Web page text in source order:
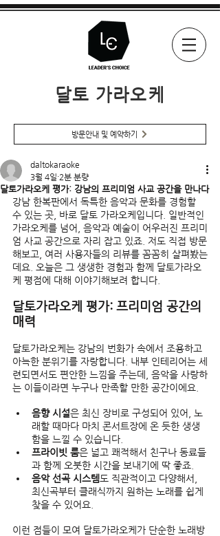
달토 가라오케
방문안내 및 예약하기
달토가라오케 평가: 강남의 프리미엄 사교 공간을 만나다
daltokaraoke
3월 4일 2분 분량
강남 한복판에서 독특한 음악과 문화를 경험할
수 있는 곳, 바로 달토 가라오케입니다. 일반적인
가라오케를 넘어, 음악과 예술이 어우러진 프리미
엄 사교 공간으로 자리 잡고 있죠. 저도 직접 방문
해보고, 여러 사용자들의 리뷰를 꼼꼼히 살펴봤는
데요. 오늘은 그 생생한 경험과 함께 달토가라오
케 평점에 대해 이야기해보려 합니다.
달토가라오케 평가: 프리미엄 공간의
매력
달토가라오케는 강남의 번화가 속에서 조용하고
아늑한 분위기를 자랑합니다. 내부 인테리어는 세
련되면서도 편안한 느낌을 주는데, 음악을 사랑하
는 이들이라면 누구나 만족할 만한 공간이에요.
음향 시설은 최신 장비로 구성되어 있어, 노
래할 때마다 마치 콘서트장에 온 듯한 생생
함을 느낄 수 있습니다.
프라이빗 룸은 넓고 쾌적해서 친구나 동료들
과 함께 오붓한 시간을 보내기에 딱 좋죠.
음악 선곡 시스템도 직관적이고 다양해서,
최신곡부터 클래식까지 원하는 노래를 쉽게
찾을 수 있어요.
이런 점들이 모여 달토가라오케가 단순한 노래방